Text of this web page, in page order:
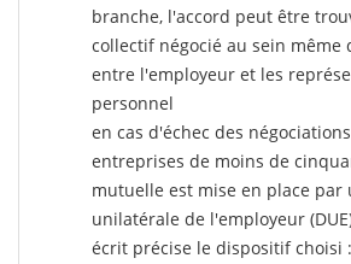
branche, l'accord peut être
collectif négocié au sein même
entre l'employeur et les
personnel
en cas d'échec des
entreprises de moins de
mutuelle est mise en place par
unilatérale de l'employeur
écrit précise le dispositif choisi